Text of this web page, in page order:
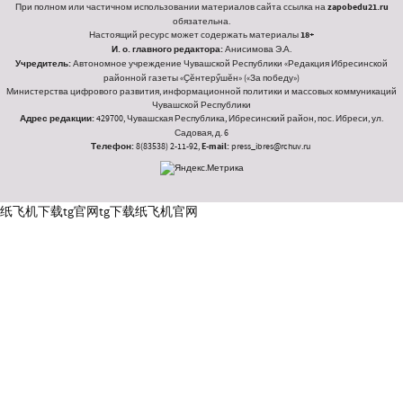
При полном или частичном использовании материалов сайта ссылка наzapobedu21.ru
обязательна.
Настоящий ресурс может содержать материалы18+
И. о. главного редактора:Анисимова Э.А.
Учредитель:Автономное учреждение Чувашской Республики «Редакция Ибресинской
районной газеты «Ҫӗнтерӳшӗн» («За победу»)
Министерства цифрового развития, информационной политики и массовых коммуникаций
Чувашской Республики
Адрес редакции:429700, Чувашская Республика, Ибресинский район, пос. Ибреси, ул.
Садовая, д. 6
Телефон:8(83538) 2-11-92,E-mail:press_ibres@rchuv.ru
纸飞机下载tg官网tg下载纸飞机官网